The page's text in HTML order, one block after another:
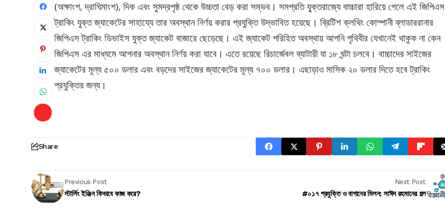
(অক্ষাংশ, দ্রাঘিমাংশ), দিক এবং সুমদ্রপৃষ্ঠ থেকে উচ্চতা বেড় করা সম্ভব। সমপ্রতি যু্‌ক্তরাজ্যে বাচ্চারা হারিয়ে গেলে এই জিপিএস
ট্রাকিং যুক্ত জ্যাকেটের সাহায্যে তার অবস্থান নির্ণয় করার প্রযুক্তি উদ্ভাবিত হয়েছে। ব্রিটিশ ক্লথিং কোম্পানী ব্লাডাররানার
জিপিএস ট্রাকিং ডিভাইস যুক্ত জ্যাকেট বাজারে ছেড়েছে। এই জ্যাকেট পরিহিত অবস্থায় আপনি পৃথিবীর যেখানেই থাকুক না কেন
জিপিএস এর মাধ্যমে আপনার অবস্থান নির্ণয় করা যাবে। এতে রয়েছে রিচার্জেবল ব্যাটারী যা ১৮ ঘন্টা চলবে। বাচ্চাদের সাইজের
জ্যাকেটের মূল্য ৫০০ ডলার এবং বড়দের সাইজের জ্যাকেটের মূল্য ৭০০ ডলার। এছাড়াও মাসিক ২০ ডলার দিতে হবে ট্রাকিং
প্রযুক্তির জন্য।
Share
Previous Post
স্টার্লিং ইঞ্জিন কিভাবে কাজ করে?
Next Post
#০১৭ প্রযুক্তি ও বাগানের মিলন: সাঈদ রহমানের গল্প